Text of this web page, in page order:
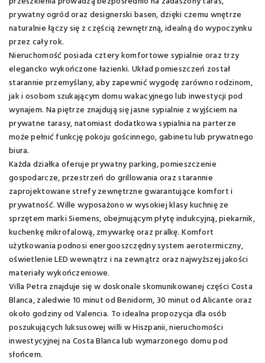
prywatny ogród oraz designerski basen, dzięki czemu wnętrze
naturalnie łączy się z częścią zewnętrzną, idealną do wypoczynku
przez cały rok.
Nieruchomość posiada cztery komfortowe sypialnie oraz trzy
elegancko wykończone łazienki. Układ pomieszczeń został
starannie przemyślany, aby zapewnić wygodę zarówno rodzinom,
jak i osobom szukającym domu wakacyjnego lub inwestycji pod
wynajem. Na piętrze znajdują się jasne sypialnie z wyjściem na
prywatne tarasy, natomiast dodatkowa sypialnia na parterze
może pełnić funkcję pokoju gościnnego, gabinetu lub prywatnego
biura.
Każda działka oferuje prywatny parking, pomieszczenie
gospodarcze, przestrzeń do grillowania oraz starannie
zaprojektowane strefy zewnętrzne gwarantujące komfort i
prywatność. Wille wyposażono w wysokiej klasy kuchnię ze
sprzętem marki Siemens, obejmującym płytę indukcyjną, piekarnik,
kuchenkę mikrofalową, zmywarkę oraz pralkę. Komfort
użytkowania podnosi energooszczędny system aerotermiczny,
oświetlenie LED wewnątrz i na zewnątrz oraz najwyższej jakości
materiały wykończeniowe.
Villa Petra znajduje się w doskonale skomunikowanej części Costa
Blanca, zaledwie 10 minut od Benidorm, 30 minut od Alicante oraz
około godziny od Valencia. To idealna propozycja dla osób
poszukujących luksusowej willi w Hiszpanii, nieruchomości
inwestycyjnej na Costa Blanca lub wymarzonego domu pod
słońcem.